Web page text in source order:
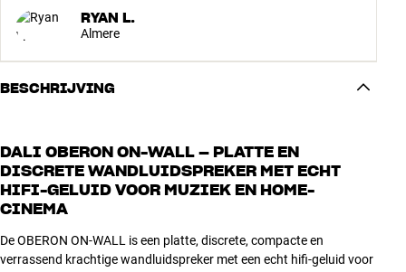
RYAN L.
Almere
BESCHRIJVING
DALI OBERON ON-WALL – PLATTE EN
DISCRETE WANDLUIDSPREKER MET ECHT
HIFI-GELUID VOOR MUZIEK EN HOME-
CINEMA
De OBERON ON-WALL is een platte, discrete, compacte en
verrassend krachtige wandluidspreker met een echt hifi-geluid voor